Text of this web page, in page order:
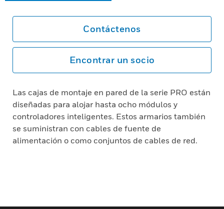
Contáctenos
Encontrar un socio
Las cajas de montaje en pared de la serie PRO están
diseñadas para alojar hasta ocho módulos y
controladores inteligentes. Estos armarios también
se suministran con cables de fuente de
alimentación o como conjuntos de cables de red.